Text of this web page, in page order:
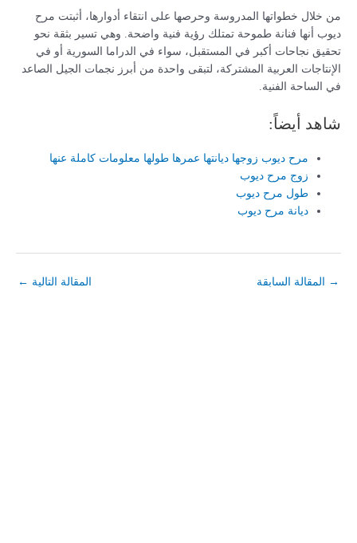
من خلال خطواتها المدروسة وحرصها على انتقاء أدوارها، أثبتت مرح
ديوب أنها فنانة طموحة تمتلك رؤية فنية واضحة. وهي تسير بثقة نحو
تحقيق نجاحات أكبر في المستقبل، سواء في الدراما السورية أو في
الإنتاجات العربية المشتركة، لتبقى واحدة من أبرز نجمات الجيل الصاعد
في الساحة الفنية.
شاهد أيضاً:
مرح ديوب زوجها ديانتها عمرها طولها معلومات كاملة عنها
زوج مرح ديوب
طول مرح ديوب
ديانة مرح ديوب
→ المقالة السابقة المقالة التالية ←